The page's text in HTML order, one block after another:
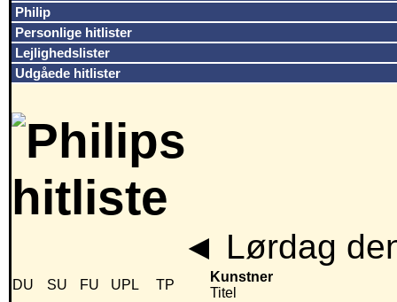
Philip
Personlige hitlister
Lejlighedslister
Udgåede hitlister
◄ Lørdag
DU SU FU UPL TP
Kunstner
Titel